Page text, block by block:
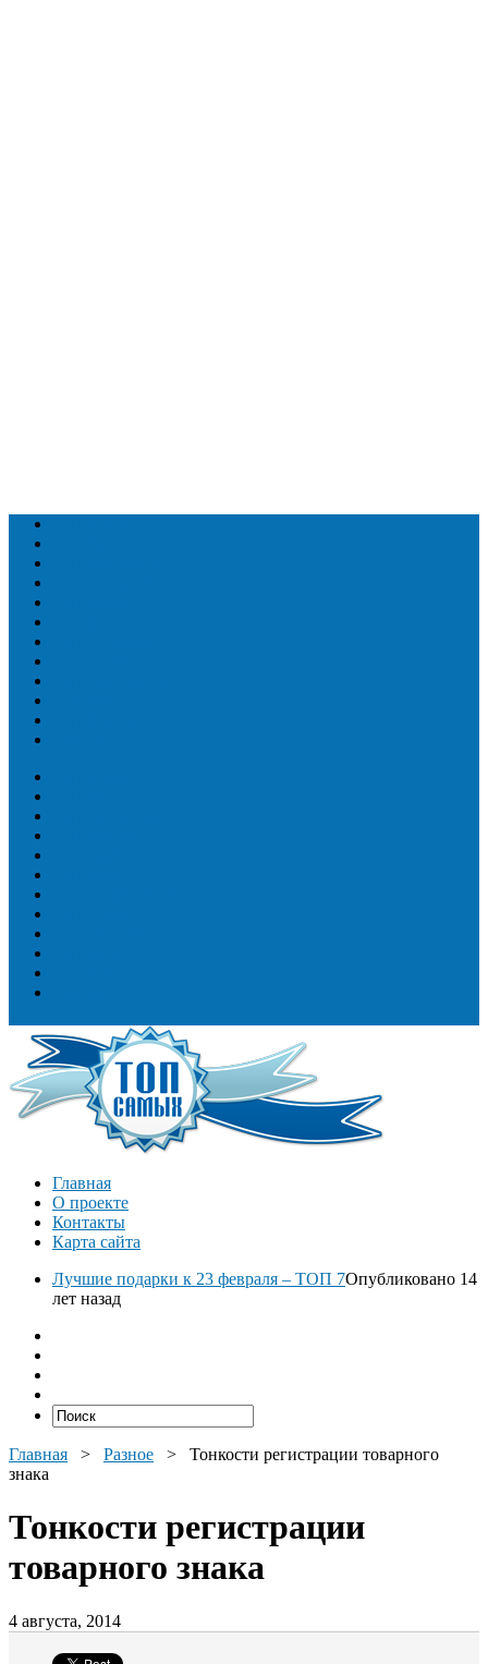
Главная
О проекте
Контакты
Карта сайта
Лучшие подарки к 23 февраля – ТОП 7Опубликовано 14
лет назад
Главная > Разное > Тонкости регистрации товарного
знака
Тонкости регистрации
товарного знака
4 августа, 2014